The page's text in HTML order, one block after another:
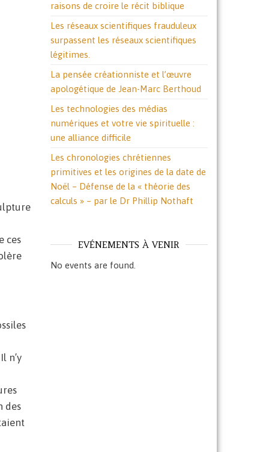
ces
n’y
des
raisons de croire le récit biblique
Les réseaux scientifiques frauduleux
surpassent les réseaux scientifiques
légitimes.
La pensée créationniste et l’œuvre
apologétique de Jean-Marc Berthoud
Les technologies des médias
numériques et votre vie spirituelle :
une alliance difficile
Les chronologies chrétiennes
primitives et les origines de la date de
Noël – Défense de la « théorie des
calculs » – par le Dr Phillip Nothaft
EVÉNEMENTS À VENIR
No events are found.